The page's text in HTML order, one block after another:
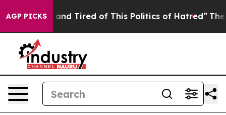
AGP PICKS
and Tired of This Politics of Hatred” The Story